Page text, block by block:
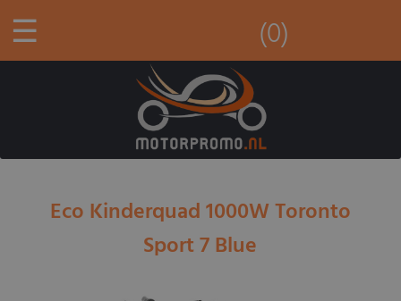
☰ (0)
Eco Kinderquad 1000W Toronto
Sport 7 Blue